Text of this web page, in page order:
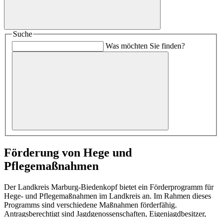
Suche
Was möchten Sie finden?
Förderung von Hege und
Pflegemaßnahmen
Der Landkreis Marburg-Biedenkopf bietet ein Förderprogramm für
Hege- und Pflegemaßnahmen im Landkreis an. Im Rahmen dieses
Programms sind verschiedene Maßnahmen förderfähig.
Antragsberechtigt sind Jagdgenossenschaften, Eigenjagdbesitzer,